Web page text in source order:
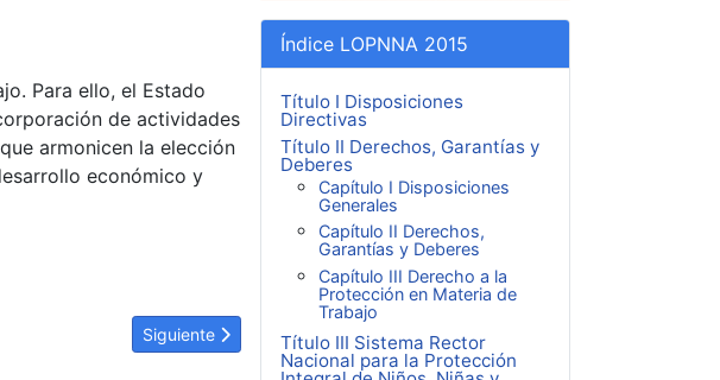
Para ello, el Estado
de actividades
armonicen la elección
económico y
los niños, niñas y adolescentes.Artículo siguiente: LOPNNA Artículo 59: Educación para niños, niñas y
Siguiente
Índice LOPNNA 2015
Título I Disposiciones
Directivas
Título II Derechos, Garantías y
Deberes
Capítulo I Disposiciones
Generales
Capítulo II Derechos,
Garantías y Deberes
Capítulo III Derecho a la
Protección en Materia de
Trabajo
Título III Sistema Rector
Nacional para la Protección